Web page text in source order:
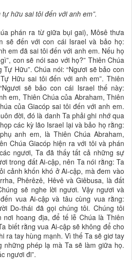
hữu sai tôi đến với anh em”.
phán ra từ giữa bụi gai), Môsê thưa
sẽ đến với con cái Israel và bảo họ:
em đã sai tôi đến với anh em. Nếu họ
con sẽ nói sao với họ?” Thiên Chúa
Tự Hữu”. Chúa nói: “Ngươi sẽ bảo con
Hữu sai tôi đến với anh em”. Thiên
sẽ bảo con cái Israel thế này:
em, Thiên Chúa của Abraham, Thiên
của Giacóp sai tôi đến với anh em.
đời, đó là danh Ta phải ghi nhớ qua
các kỳ lão Israel lại và bảo họ rằng:
anh em, là Thiên Chúa Abraham,
Chúa Giacóp hiện ra với tôi và phán
ngươi, Ta đã thấy tất cả những sự
trong đất Ai-cập, nên Ta nói rằng: Ta
cảnh khốn khó ở Ai-cập, mà đem vào
Phêrêzê, Hêvê và Giêbusa, là đất
sẽ nghe lời ngươi. Vậy ngươi và
vua Ai-cập và tâu cùng vua rằng:
Do-thái đã gọi chúng tôi. Chúng tôi
nơi hoang địa, để tế lễ Chúa là Thiên
biết rằng vua Ai-cập sẽ không để cho
ra tay hùng mạnh. Vì thế Ta sẽ giơ tay
những phép lạ mà Ta sẽ làm giữa họ.
ngươi đi”.